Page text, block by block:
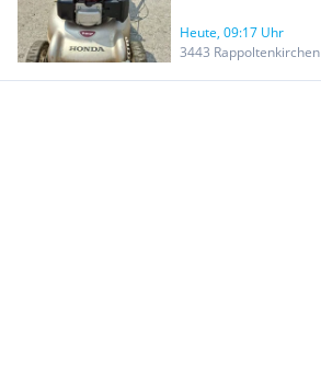
Heute, 09:17 Uhr
3443 Rappoltenkirchen